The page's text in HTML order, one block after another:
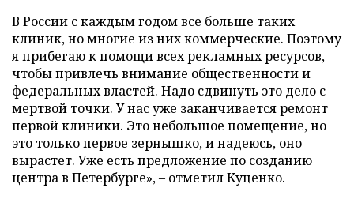
В России с каждым годом все больше таких
клиник, но многие из них коммерческие. Поэтому
я прибегаю к помощи всех рекламных ресурсов,
чтобы привлечь внимание общественности и
федеральных властей. Надо сдвинуть это дело с
мертвой точки. У нас уже заканчивается ремонт
первой клиники. Это небольшое помещение, но
это только первое зернышко, и надеюсь, оно
вырастет. Уже есть предложение по созданию
центра в Петербурге», – отметил Куценко.